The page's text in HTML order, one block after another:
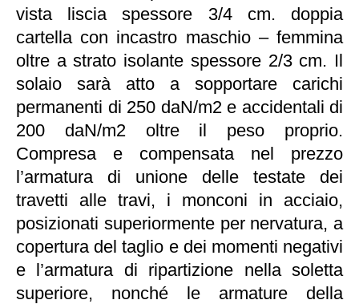
vista liscia spessore 3/4 cm. doppia
cartella con incastro maschio – femmina
oltre a strato isolante spessore 2/3 cm. Il
solaio sarà atto a sopportare carichi
permanenti di 250 daN/m2 e accidentali di
200 daN/m2 oltre il peso proprio.
Compresa e compensata nel prezzo
l’armatura di unione delle testate dei
travetti alle travi, i monconi in acciaio,
posizionati superiormente per nervatura, a
copertura del taglio e dei momenti negativi
e l’armatura di ripartizione nella soletta
superiore, nonché le armature della